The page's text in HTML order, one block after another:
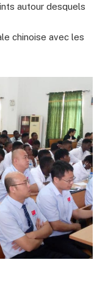
autour desquels
chinoise avec les